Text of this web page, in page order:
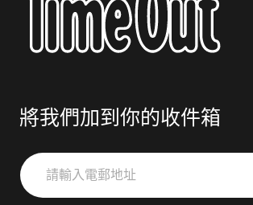
將我們加到你的收件箱
請
輸